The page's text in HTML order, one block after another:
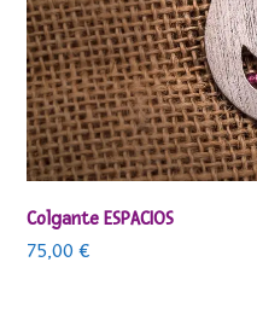
Colgante ESPACIOS
75,00€